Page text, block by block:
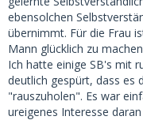
ebensolchen
übernimmt. Für die Frau
Mann glücklich zu
Ich hatte einige SB's mit
deutlich gespürt, dass es
"rauszuholen". Es war
ureigenes Interesse